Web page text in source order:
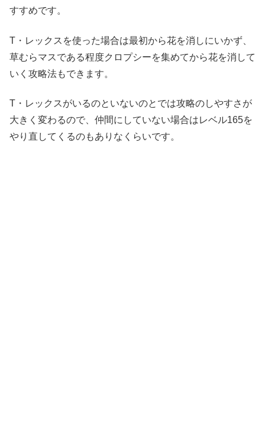
すすめです。
T・レックスを使った場合は最初から花を消しにいかず、
草むらマスである程度クロプシーを集めてから花を消して
いく攻略法もできます。
T・レックスがいるのといないのとでは攻略のしやすさが
大きく変わるので、仲間にしていない場合はレベル165を
やり直してくるのもありなくらいです。